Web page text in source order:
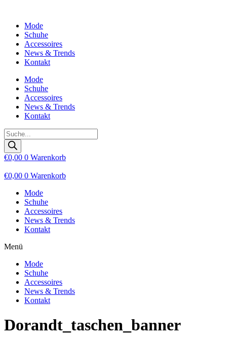
wechselnMode
Schuhe
Accessoires
News & Trends
Kontakt
Mode
Schuhe
Accessoires
News & Trends
Kontakt
Products
search
€0,00 0 Warenkorb
€0,00 0 Warenkorb
Mode
Schuhe
Accessoires
News & Trends
Kontakt
Menü
Mode
Schuhe
Accessoires
News & Trends
Kontakt
Dorandt_taschen_banner